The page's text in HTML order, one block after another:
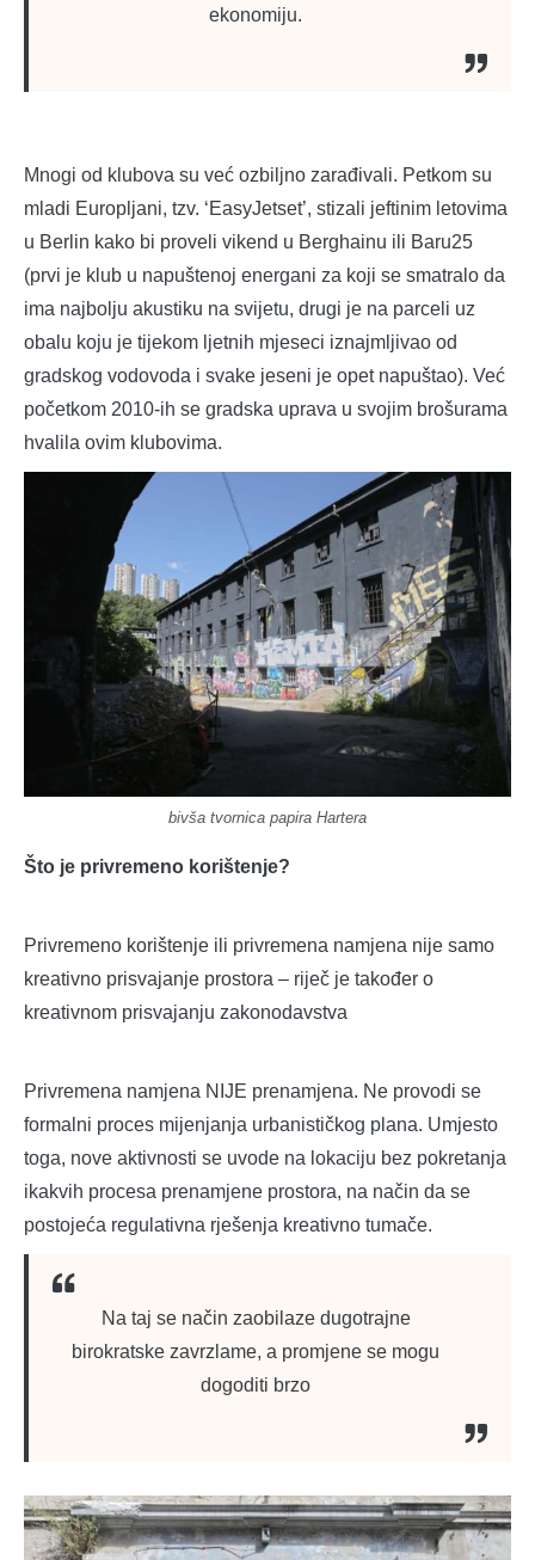
ekonomiju.
Mnogi od klubova su već ozbiljno zarađivali. Petkom su
mladi Europljani, tzv. ‘EasyJetset’, stizali jeftinim letovima
u Berlin kako bi proveli vikend u Berghainu ili Baru25
(prvi je klub u napuštenoj energani za koji se smatralo da
ima najbolju akustiku na svijetu, drugi je na parceli uz
obalu koju je tijekom ljetnih mjeseci iznajmljivao od
gradskog vodovoda i svake jeseni je opet napuštao). Već
početkom 2010-ih se gradska uprava u svojim brošurama
hvalila ovim klubovima.
bivša tvornica papira Hartera
Što je privremeno korištenje?
Privremeno korištenje ili privremena namjena nije samo
kreativno prisvajanje prostora – riječ je također o
kreativnom prisvajanju zakonodavstva
Privremena namjena NIJE prenamjena. Ne provodi se
formalni proces mijenjanja urbanističkog plana. Umjesto
toga, nove aktivnosti se uvode na lokaciju bez pokretanja
ikakvih procesa prenamjene prostora, na način da se
postojeća regulativna rješenja kreativno tumače.
Na taj se način zaobilaze dugotrajne
birokratske zavrzlame, a promjene se mogu
dogoditi brzo